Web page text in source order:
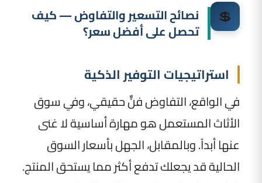
💲 نصائح التسعير والتفاوض — كيف
تحصل على أفضل سعر؟
استراتيجيات التوفير الذكية
في الواقع، التفاوض فنٌّ حقيقي، وفي سوق
الأثاث المستعمل هو مهارة أساسية لا غنى
عنها أبداً. وبالمقابل، الجهل بأسعار السوق
الحالية قد يجعلك تدفع أكثر مما يستحق المنتج.